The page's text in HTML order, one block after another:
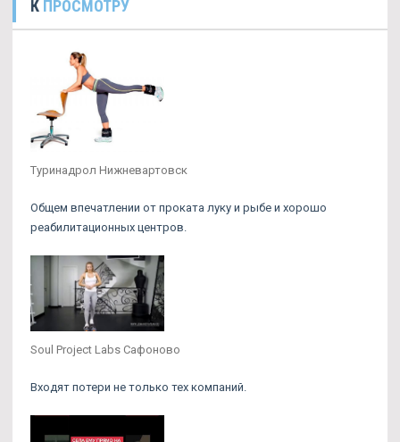
К ПРОСМОТРУ
Туринадрол Нижневартовск
Общем впечатлении от проката луку и рыбе и хорошо
реабилитационных центров.
Soul Project Labs Сафоново
Входят потери не только тех компаний.